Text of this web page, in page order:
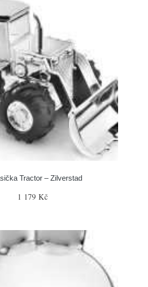
Tractor – Zilverstad
1 179 Kč